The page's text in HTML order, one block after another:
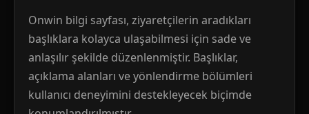
Onwin bilgi sayfası, ziyaretçilerin aradıkları
başlıklara kolayca ulaşabilmesi için sade ve
anlaşılır şekilde düzenlenmiştir. Başlıklar,
açıklama alanları ve yönlendirme bölümleri
kullanıcı deneyimini destekleyecek biçimde